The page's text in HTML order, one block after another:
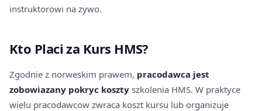
instruktorowi na zywo.
Kto Placi za Kurs HMS?
Zgodnie z norweskim prawem, pracodawca jest
zobowiazany pokryc koszty szkolenia HMS. W praktyce
wielu pracodawcow zwraca koszt kursu lub organizuje